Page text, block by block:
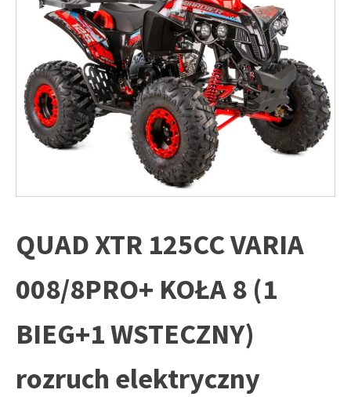
QUAD XTR 125CC VARIA
008/8PRO+ KOŁA 8 (1
BIEG+1 WSTECZNY)
rozruch elektryczny